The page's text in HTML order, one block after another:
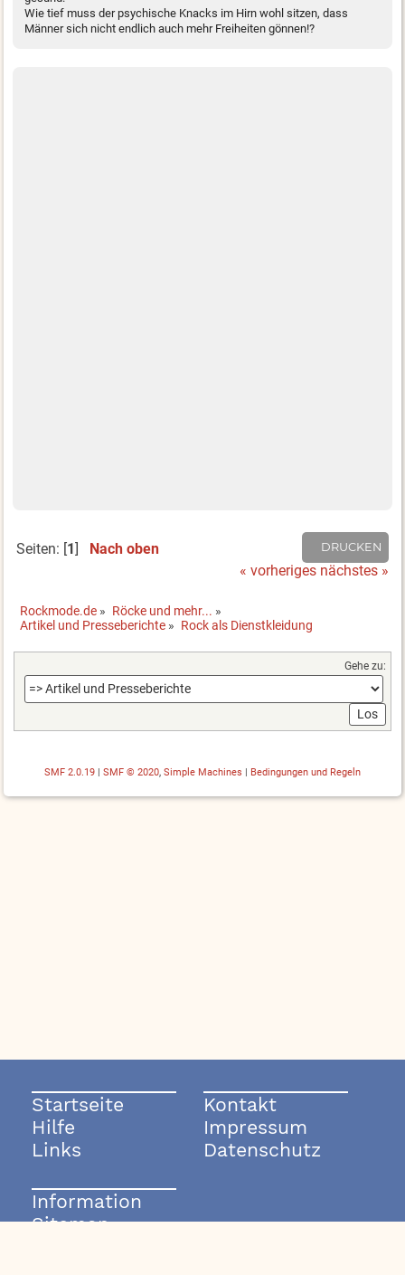
Wie tief muss der psychische Knacks im Hirn wohl sitzen, dass
Männer sich nicht endlich auch mehr Freiheiten gönnen!?
DRUCKEN
Seiten: [1] Nach oben
« vorheriges nächstes »
Rockmode.de » Röcke und mehr... »
Artikel und Presseberichte » Rock als Dienstkleidung
Gehe zu:
SMF 2.0.19 | SMF © 2020, Simple Machines | Bedingungen und Regeln
Startseite
Hilfe
Links
Kontakt
Impressum
Datenschutz
Information
Sitemap